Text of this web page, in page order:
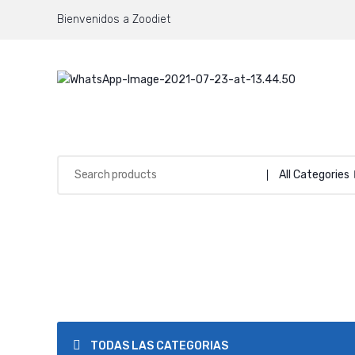
Bienvenidos a Zoodiet
All Categories
TODAS LAS CATEGORIAS